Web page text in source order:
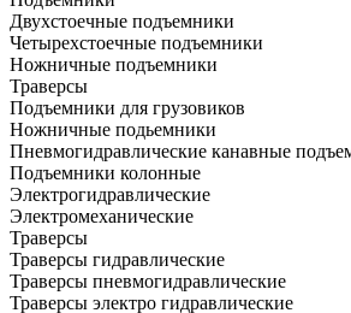
Двухстоечные подъемники
Четырехстоечные подъемники
Ножничные подъемники
Траверсы
Подъемники для грузовиков
Ножничные подьемники
Пневмогидравлические канавные
Подъемники колонные
Электрогидравлические
Электромеханические
Траверсы
Траверсы гидравлические
Траверсы пневмогидравлические
Траверсы электро гидравлические